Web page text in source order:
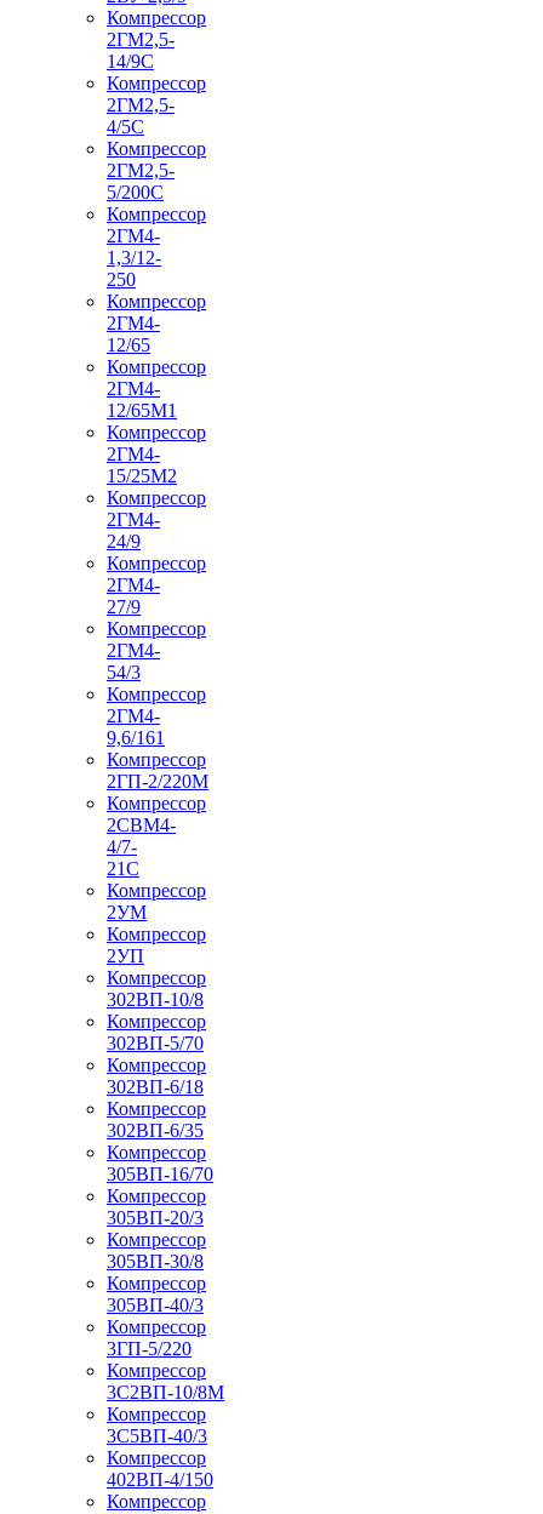
Компрессор
2ГМ2,5-
14/9С
Компрессор
2ГМ2,5-
4/5С
Компрессор
2ГМ2,5-
5/200С
Компрессор
2ГМ4-
1,3/12-
250
Компрессор
2ГМ4-
12/65
Компрессор
2ГМ4-
12/65М1
Компрессор
2ГМ4-
15/25М2
Компрессор
2ГМ4-
24/9
Компрессор
2ГМ4-
27/9
Компрессор
2ГМ4-
54/3
Компрессор
2ГМ4-
9,6/161
Компрессор
2ГП-2/220М
Компрессор
2СВМ4-
4/7-
21С
Компрессор
2УМ
Компрессор
2УП
Компрессор
302ВП-10/8
Компрессор
302ВП-5/70
Компрессор
302ВП-6/18
Компрессор
302ВП-6/35
Компрессор
305ВП-16/70
Компрессор
305ВП-20/3
Компрессор
305ВП-30/8
Компрессор
305ВП-40/3
Компрессор
3ГП-5/220
Компрессор
3С2ВП-10/8М
Компрессор
3С5ВП-40/3
Компрессор
402ВП-4/150
Компрессор